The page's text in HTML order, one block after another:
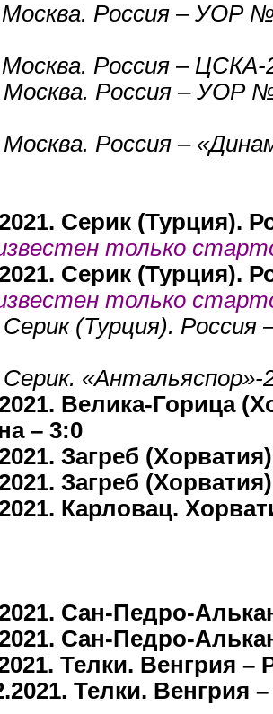
Москва. Россия – УОР
Москва. Россия – ЦСКА-
Москва. Россия – УОР
Москва. Россия –
Серик (Турция).
только
Серик (Турция).
только
Серик (Турция).
Серик.
Велика-Горица
– 3:0
Загреб
Загреб
Карловац.
Сан-Педро-
Сан-Педро-
Телки. Венгрия –
Телки. Венгрия